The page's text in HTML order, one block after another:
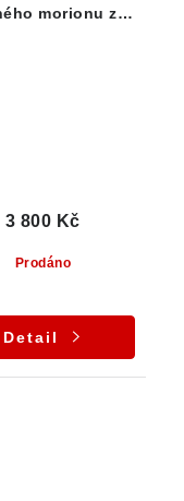
morionu z
Prodáno
3 800 Kč
Detail